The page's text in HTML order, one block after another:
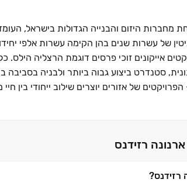
היזום והבנייה הגדולות בישראל, העומדת
של עשרות שנים בהן הקימה עשרות אלפי
אייקונים זוכי פרסים דוגמת הרצליה
סטנדרט ביצוע גבוה ביותר ולבניה בסביבה
של אזורים יוצרים שילוב ייחודי בין
רזידנס
רזידנס?